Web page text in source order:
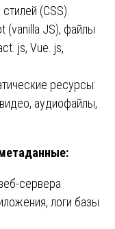
(CSS).
(vanilla JS), файлы
js, Vue. js,
ресурсы:
аудиофайлы,
сервера
логи базы